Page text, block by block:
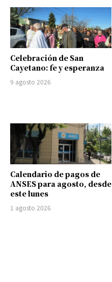
Celebración de San
Cayetano: fe y esperanza
9 agosto 2026
Calendario de pagos de
ANSES para agosto, desde
este lunes
1 agosto 2026